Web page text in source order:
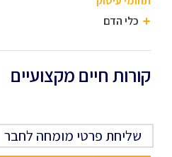
כלי הדם
קורות חיים מקצועיים
שליחת פרטי מומחה לחבר